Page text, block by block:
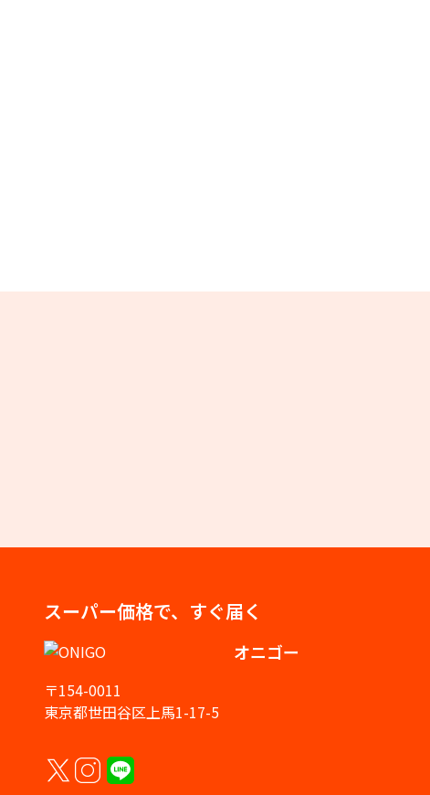
スーパー価格で、すぐ届く
オニゴー
〒154-0011
東京都世田谷区上馬1-17-5